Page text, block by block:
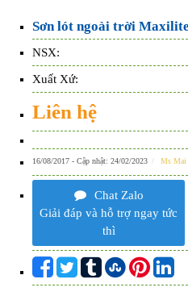
Sơn lót ngoài trời
NSX:
Xuất Xứ:
Liên hệ
16/08/2017 - Cập nhật: 24/02/2023 Ms Mai
Chat Zalo
Giải đáp và hỗ trợ ngay tức
thì